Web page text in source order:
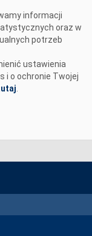
informacji
oraz w
potrzeb
ustawienia
i o ochronie Twojej